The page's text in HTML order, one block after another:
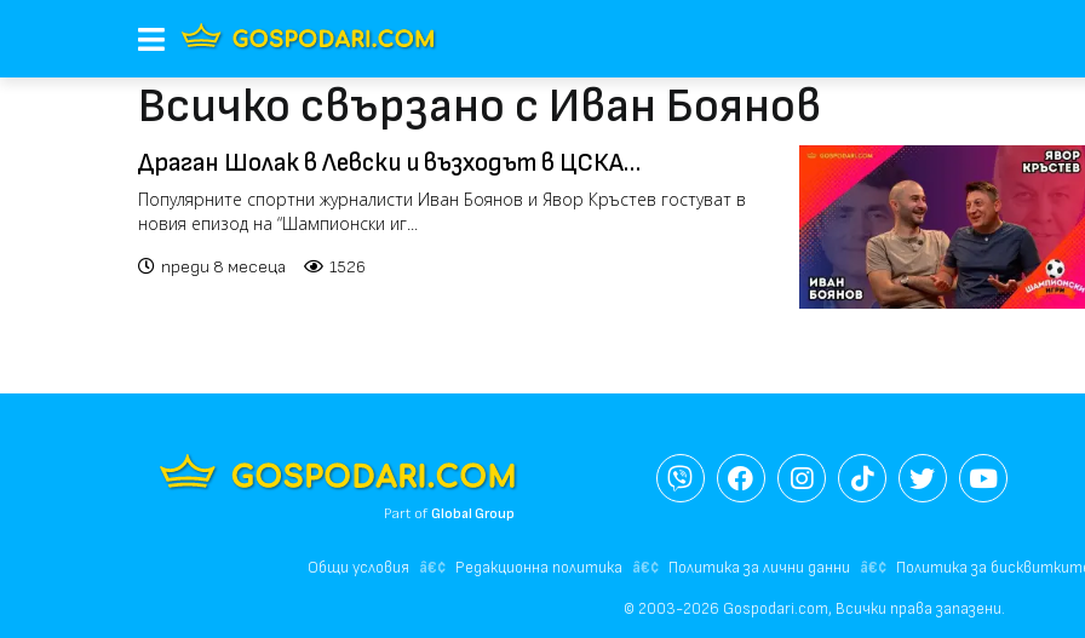
Всичко свързано с Иван Боянов
Драган Шолак в Левски и възходът в ЦСКА
("Шампионски игри")
Популярните спортни журналисти Иван Боянов и Явор Кръстев гостуват в
новия епизод на “Шампионски иг...
преди 8 месеца 1526
Part ofGlobal Group
Общи условия Редакционна политика Политика за лични данни Политика за
© 2003-2026 Gospodari.com, Всички права запазени.